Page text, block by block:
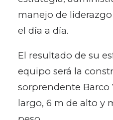
manejo de
el día a día.
El resultado de su
equipo será la
sorprendente Barco
largo, 6 m de alto y